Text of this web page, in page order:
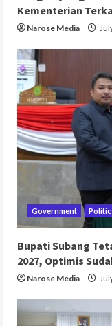
Kementerian
Narose Media
Government
Bupati Subang
2027, Optimis
Narose Media